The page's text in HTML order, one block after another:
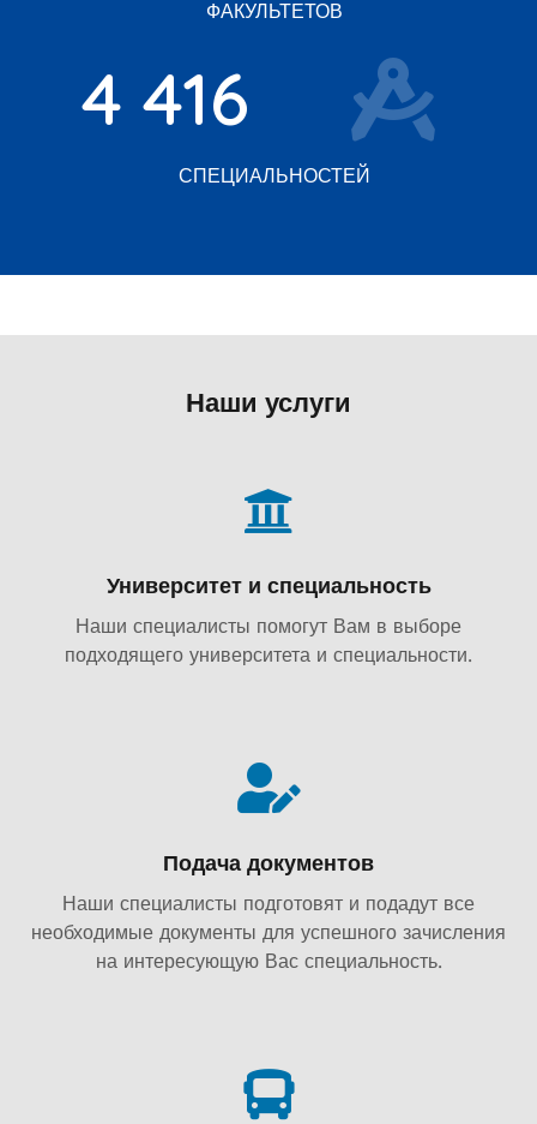
ФАКУЛЬТЕТОВ
4 416
СПЕЦИАЛЬНОСТЕЙ
Наши услуги
Университет и специальность
Наши специалисты помогут Вам в выборе
подходящего университета и специальности.
Подача документов
Наши специалисты подготовят и подадут все
необходимые документы для успешного зачисления
на интересующую Вас специальность.